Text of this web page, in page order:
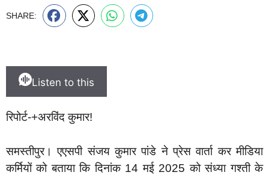
SHARE:
Listen to this
रिपोर्ट-+अरविंद कुमार!
समस्तीपुर। एएसपी संजय कुमार पांडे ने प्रेस वार्ता कर मीडिया
कर्मियों को बताया कि दिनांक 14 मई 2025 को संध्या गश्ती के